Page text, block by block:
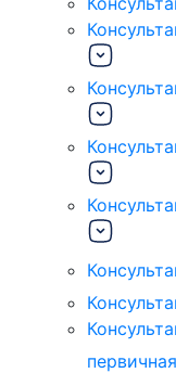
первичная